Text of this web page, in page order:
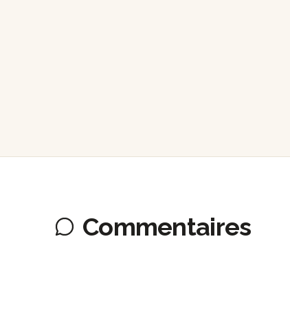
Commentaires